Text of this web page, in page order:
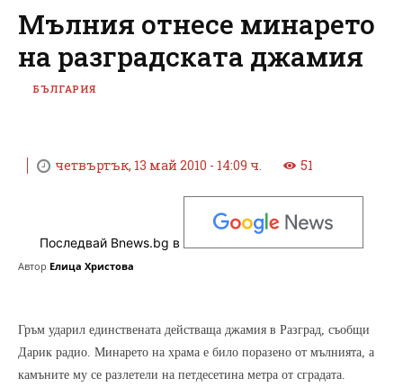
Мълния отнесе минарето
на разградската джамия
БЪЛГАРИЯ
четвъртък, 13 май 2010 - 14:09 ч. 51
Последвай Bnews.bg в
Автор Елица Христова
Гръм ударил единствената действаща джамия в Разград, съобщи
Дарик радио. Минарето на храма е било поразено от мълнията, а
камъните му се разлетели на петдесетина метра от сградата.